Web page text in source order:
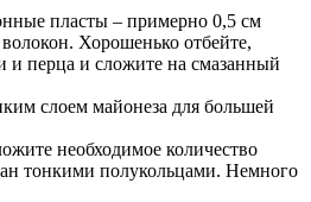
пласты – примерно 0,5 см
Хорошенько отбейте,
и перца и сложите на смазанный
слоем майонеза для большей
необходимое количество
тонкими полукольцами. Немного